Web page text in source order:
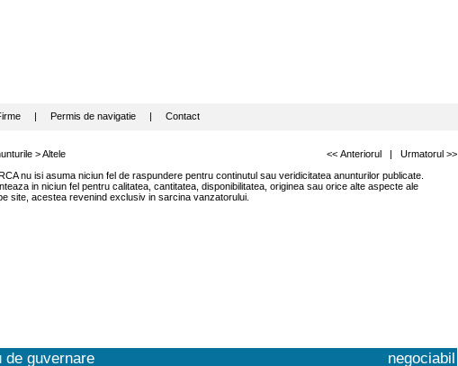
| Permis de navigatie| Contact
>Altele << Anteriorul| Urmatorul >>
nu isi asuma niciun fel de raspundere pentru continutul sau veridicitatea anunturilor publicate.
in niciun fel pentru calitatea, cantitatea, disponibilitatea, originea sau orice alte aspecte ale
site, acestea revenind exclusiv in sarcina vanzatorului.
de guvernare negociabil